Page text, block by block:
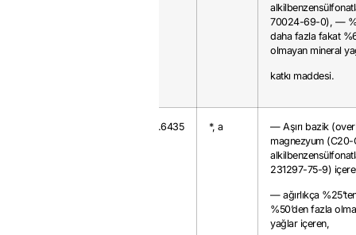
70024-69-0), —
daha fazla fakat
olmayan mineral
katkı maddesi.
0.6435 *, a
— Aşırı bazik
magnezyum (C20-
231297-75-9)
— ağırlıkça
%50’den fazla
yağlar içeren,